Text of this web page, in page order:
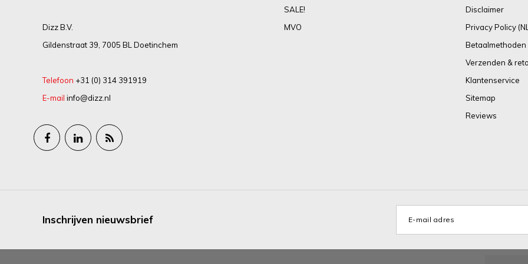
Dizz B.V.
Gildenstraat 39, 7005 BL Doetinchem
Telefoon +31 (0) 314 391919
E-mail info@dizz.nl
SALE!
MVO
Disclaimer
Privacy Policy
Betaalmethoden
Verzenden &
Klantenservice
Sitemap
Reviews
Inschrijven nieuwsbrief